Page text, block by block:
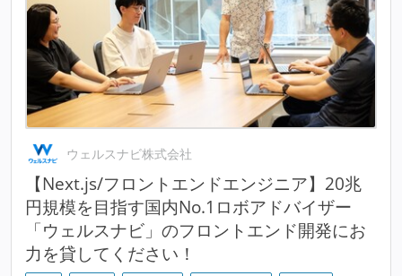
ウェルスナビ株式会社
【Next.js/フロントエンドエンジニア】20兆
円規模を目指す国内No.1ロボアドバイザー
「ウェルスナビ」のフロントエンド開発にお
力を貸してください！